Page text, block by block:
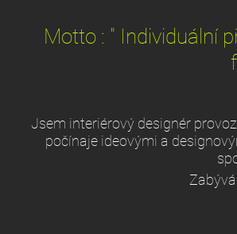
Motto : " Individuální
Jsem interiérový designér
počínaje ideovými a